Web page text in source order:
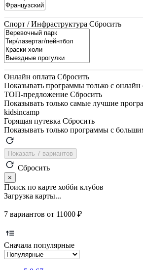
Спорт / Инфраструктура Сбросить
Онлайн оплата Сбросить
Показывать программы только с онлайн
ТОП-предложение Сбросить
Показывать только самые лучшие
kidsincamp
Горящая путевка Сбросить
Показывать только программы с
Показать 7 вариантов
Сбросить
×
Поиск по карте хобби клубов
Загрузка карты...
7 вариантов от 11000 ₽
Сначала популярные